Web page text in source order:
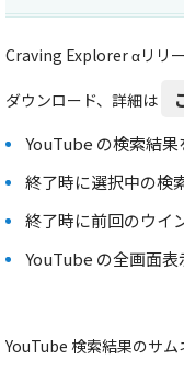
Craving Explorer αリリ
ダウンロード、詳細は
YouTube の検索結
終了時に選択中の検
終了時に前回のウイ
YouTube の全画面
YouTube 検索結果のサム